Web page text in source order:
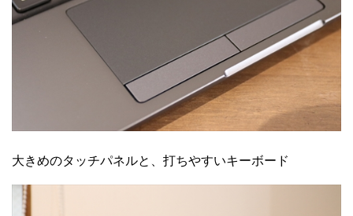
大きめのタッチパネルと、打ちやすいキーボード